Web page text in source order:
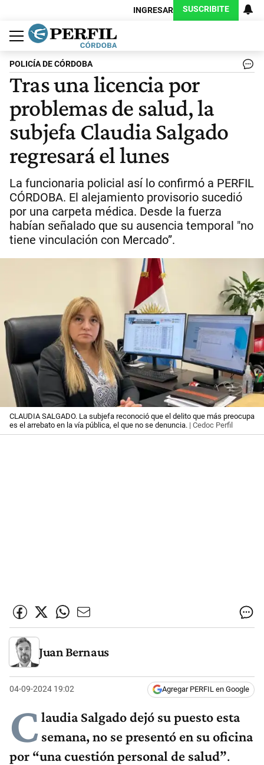
INGRESAR SUSCRIBITE
Política
Economía
Judiciales
Sociedad
Cultura
Espectáculos
Deportes
Protagonistas
POLICÍA DE CÓRDOBA
Tras una licencia por
problemas de salud, la
subjefa Claudia Salgado
regresará el lunes
La funcionaria policial así lo confirmó a PERFIL
CÓRDOBA. El alejamiento provisorio sucedió
por una carpeta médica. Desde la fuerza
habían señalado que su ausencia temporal "no
tiene vinculación con Mercado”.
CLAUDIA SALGADO. La subjefa reconoció que el delito que más preocupa
es el arrebato en la vía pública, el que no se denuncia. | Cedoc Perfil
Juan Bernaus
04-09-2024 19:02 Agregar PERFIL en Google
Claudia Salgado dejó su puesto esta
semana, no se presentó en su oficina
por “una cuestión personal de salud”.